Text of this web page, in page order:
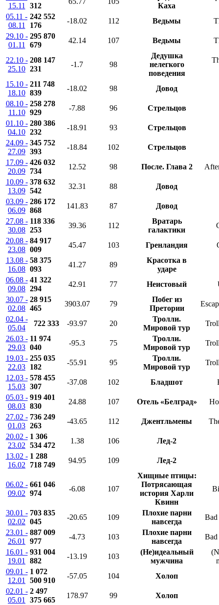
15.11
312
Каха
05.11 -
08.11
242 552
176
-18.02 112 Ведьмы
29.10 -
01.11
295 870
679
42.14 107 Ведьмы
22.10 -
25.10
208 147
231
-1.7 98
Дедушка
нелегкого
поведения
15.10 -
18.10
211 748
839
-18.02 98
Довод
08.10 -
11.10
258 278
929
-7.88 96
Стрельцов
01.10 -
04.10
280 386
232
-18.91 93
Стрельцов
24.09 -
27.09
345 752
393
-18.84 102
Стрельцов
17.09 -
20.09
426 032
734
12.52 98 После. Глава 2
10.09 -
13.09
378 632
542
32.31 88
Довод
03.09 -
06.09
286 172
868
141.83 87
Довод
27.08 -
30.08
118 336
253
39.36 112
Вратарь
галактики
20.08 -
23.08
84 917
009
45.47 103 Гренландия
13.08 -
16.08
58 375
093
41.27 89
Красотка в
ударе
06.08 -
09.08
41 322
294
42.91 77 Неистовый
30.07 -
02.08
28 915
465
3903.07 79
Побег из
Претории
02.04 -
05.04
722 333 -93.97 20
Тролли.
Мировой тур
26.03 -
29.03
11 974
040
-95.3 75
Тролли.
Мировой тур
19.03 -
22.03
255 035
182
-55.91 95
Тролли.
Мировой тур
12.03 -
15.03
578 455
307
-37.08 102 Бладшот
05.03 -
08.03
919 401
830
24.88 107 Отель «Белград»
27.02 -
01.03
736 249
263
-43.65 112 Джентльмены
20.02 -
23.02
1 306
534 472
1.38 106
Лед-2
13.02 -
16.02
1 288
718 749
94.95 109 Лед-2
06.02 -
09.02
661 046
974
-6.08 107
Хищные птицы:
Потрясающая
история Харли
Квинн
30.01 -
02.02
703 835
045
-20.65 109
Плохие парни
навсегда
23.01 -
26.01
887 009
977
-4.73 103
Плохие парни
навсегда
16.01 -
19.01
931 004
882
-13.19 103
(Не)идеальный
мужчина
09.01 -
12.01
1 072
500 910
-57.05 104
Холоп
02.01 -
05.01
2 497
375 665
178.97 99 Холоп